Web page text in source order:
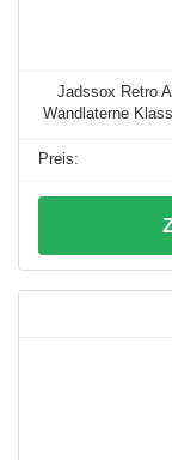
Jadssox Retro
Wandlaterne